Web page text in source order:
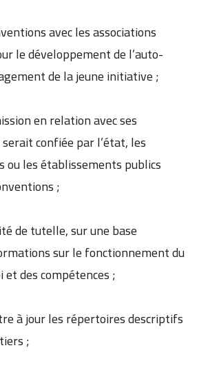
avec les associations
le développement de l’auto-
de la jeune initiative ;
en relation avec ses
confiée par l’état, les
ou les établissements publics
;
de tutelle, sur une base
sur le fonctionnement du
et des compétences ;
à jour les répertoires descriptifs
;